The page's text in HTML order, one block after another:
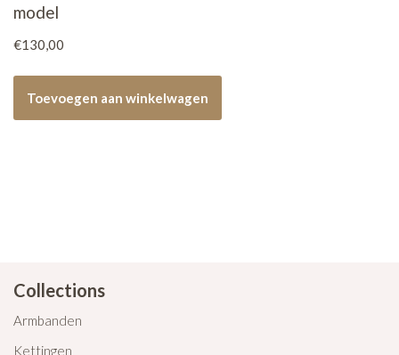
model
€130,00
Toevoegen aan winkelwagen
Collections
Armbanden
Kettingen